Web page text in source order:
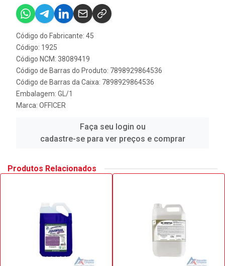
Código do Fabricante: 45
Código: 1925
Código NCM: 38089419
Código de Barras do Produto: 7898929864536
Código de Barras da Caixa: 7898929864536
Embalagem: GL/1
Marca: OFFICER
Faça seu login ou
cadastre-se para ver preços e comprar
Produtos Relacionados